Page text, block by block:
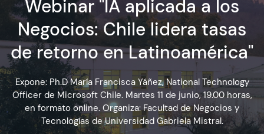
Vinculación con el Medio
Investigación
Acreditación
Admisión
Webinar "IA aplicada a los
Negocios: Chile lidera tasas
de retorno en Latinoamérica"
Expone: Ph.D María Francisca Yáñez, National Technology
Officer de Microsoft Chile. Martes 11 de junio, 19.00 horas,
en formato online. Organiza: Facultad de Negocios y
Tecnologías de Universidad Gabriela Mistral.